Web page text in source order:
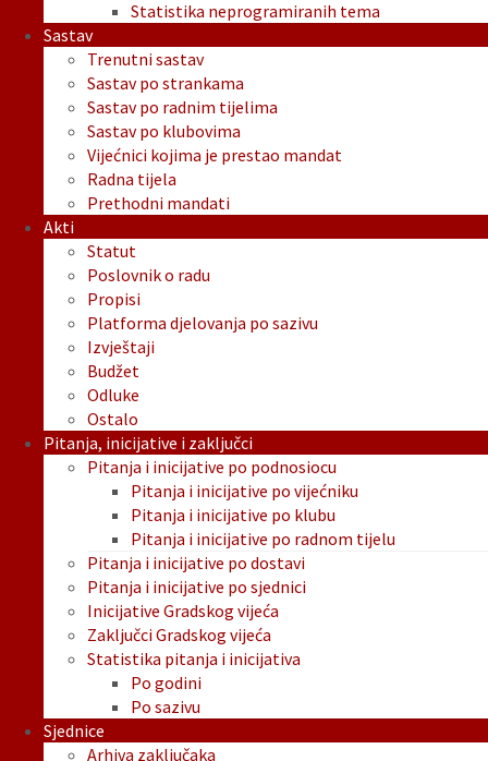
Statistika neprogramiranih tema
Sastav
Trenutni sastav
Sastav po strankama
Sastav po radnim tijelima
Sastav po klubovima
Vijećnici kojima je prestao mandat
Radna tijela
Prethodni mandati
Akti
Statut
Poslovnik o radu
Propisi
Platforma djelovanja po sazivu
Izvještaji
Budžet
Odluke
Ostalo
Pitanja, inicijative i zaključci
Pitanja i inicijative po podnosiocu
Pitanja i inicijative po vijećniku
Pitanja i inicijative po klubu
Pitanja i inicijative po radnom tijelu
Pitanja i inicijative po dostavi
Pitanja i inicijative po sjednici
Inicijative Gradskog vijeća
Zaključci Gradskog vijeća
Statistika pitanja i inicijativa
Po godini
Po sazivu
Sjednice
Arhiva zaključaka